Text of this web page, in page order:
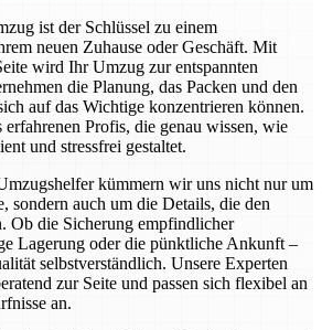
ist der Schlüssel zu einem
neuen Zuhause oder Geschäft. Mit
wird Ihr Umzug zur entspannten
die Planung, das Packen und den
auf das Wichtige konzentrieren können.
erfahrenen Profis, die genau wissen, wie
und stressfrei gestaltet.
kümmern wir uns nicht nur um
sondern auch um die Details, die den
Ob die Sicherung empfindlicher
Lagerung oder die pünktliche Ankunft –
selbstverständlich. Unsere Experten
zur Seite und passen sich flexibel an
an.